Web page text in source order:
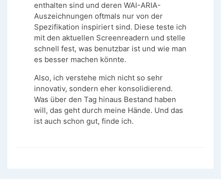
enthalten sind und deren WAI-ARIA-
Auszeichnungen oftmals nur von der
Spezifikation inspiriert sind. Diese teste ich
mit den aktuellen Screenreadern und stelle
schnell fest, was benutzbar ist und wie man
es besser machen könnte.
Also, ich verstehe mich nicht so sehr
innovativ, sondern eher konsolidierend.
Was über den Tag hinaus Bestand haben
will, das geht durch meine Hände. Und das
ist auch schon gut, finde ich.